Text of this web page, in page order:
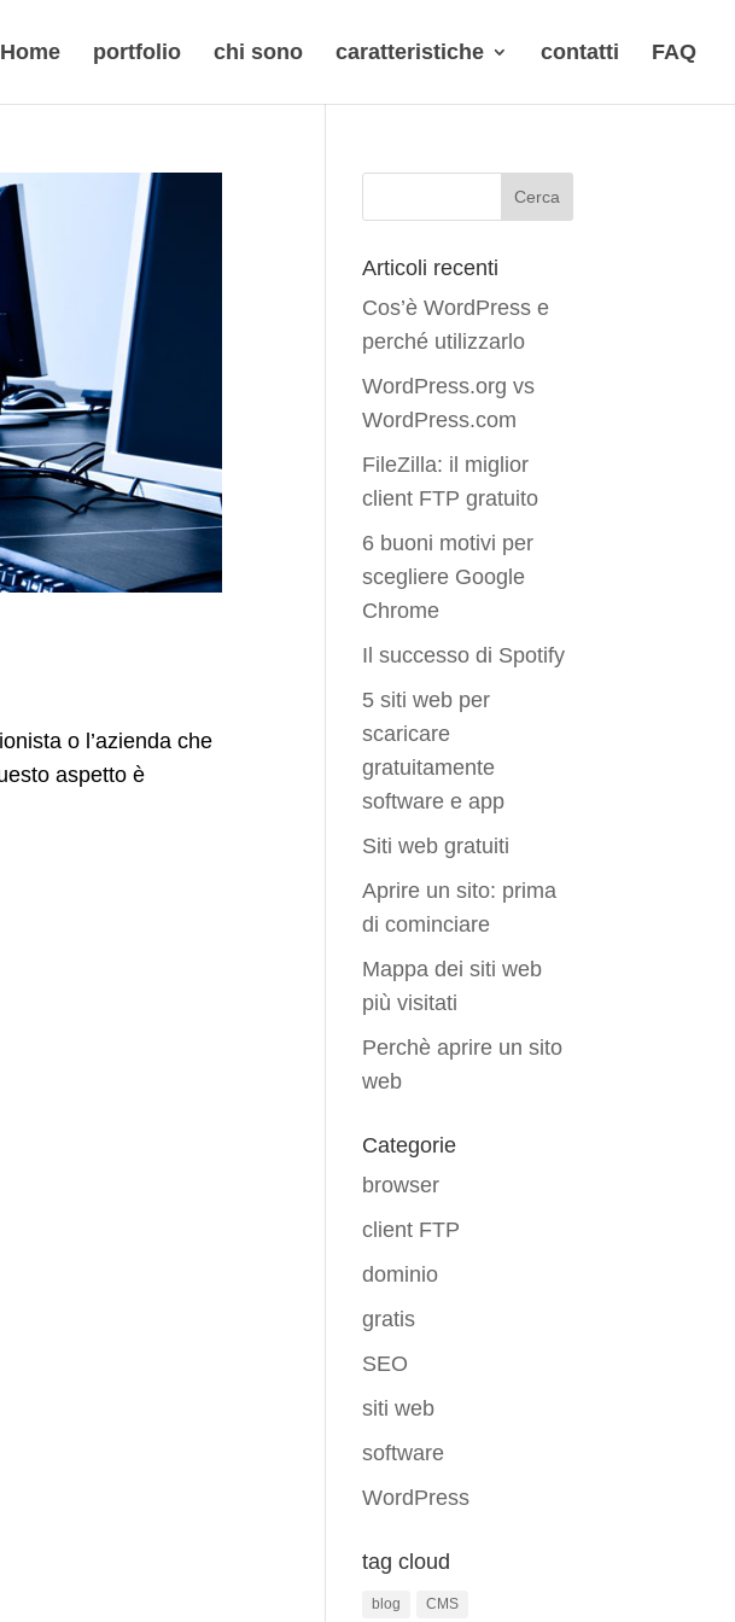
Home portfolio chi sono caratteristiche contatti FAQ
o l’azienda che
aspetto è
Articoli recenti
Cos’è WordPress e
perché utilizzarlo
WordPress.org vs
WordPress.com
FileZilla: il miglior
client FTP gratuito
6 buoni motivi per
scegliere Google
Chrome
Il successo di Spotify
5 siti web per
scaricare
gratuitamente
software e app
Siti web gratuiti
Aprire un sito: prima
di cominciare
Mappa dei siti web
più visitati
Perchè aprire un sito
web
Categorie
browser
client FTP
dominio
gratis
SEO
siti web
software
WordPress
tag cloud
blog CMS